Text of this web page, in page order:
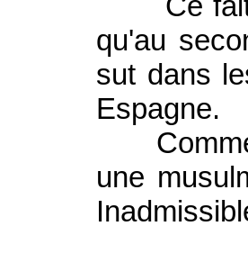
qu'au
sut dans
Espagne.
une